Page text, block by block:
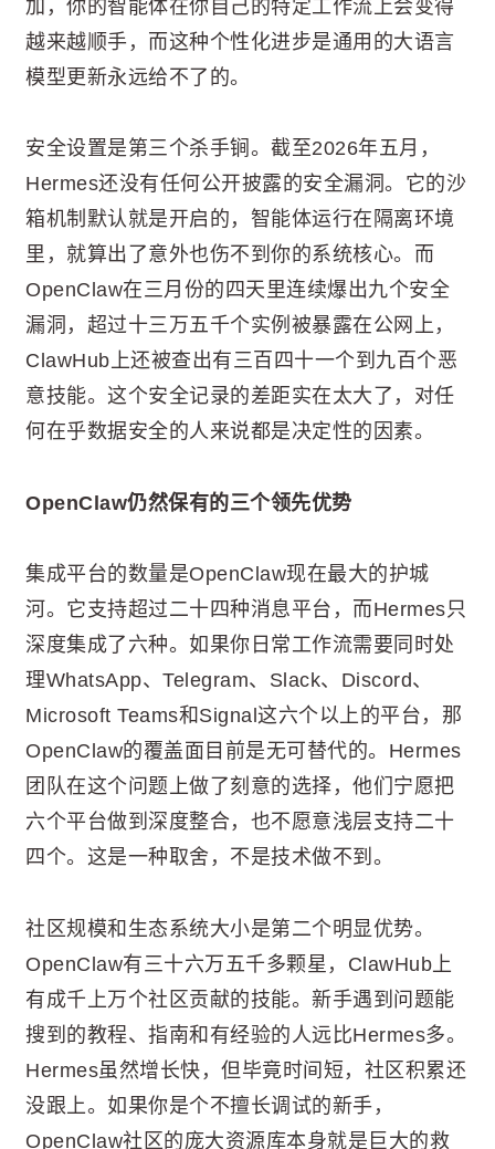
加，你的智能体在你自己的特定工作流上会变得
越来越顺手，而这种个性化进步是通用的大语言
模型更新永远给不了的。
安全设置是第三个杀手锏。截至2026年五月，
Hermes还没有任何公开披露的安全漏洞。它的沙
箱机制默认就是开启的，智能体运行在隔离环境
里，就算出了意外也伤不到你的系统核心。而
OpenClaw在三月份的四天里连续爆出九个安全
漏洞，超过十三万五千个实例被暴露在公网上，
ClawHub上还被查出有三百四十一个到九百个恶
意技能。这个安全记录的差距实在太大了，对任
何在乎数据安全的人来说都是决定性的因素。
OpenClaw仍然保有的三个领先优势
集成平台的数量是OpenClaw现在最大的护城
河。它支持超过二十四种消息平台，而Hermes只
深度集成了六种。如果你日常工作流需要同时处
理WhatsApp、Telegram、Slack、Discord、
Microsoft Teams和Signal这六个以上的平台，那
OpenClaw的覆盖面目前是无可替代的。Hermes
团队在这个问题上做了刻意的选择，他们宁愿把
六个平台做到深度整合，也不愿意浅层支持二十
四个。这是一种取舍，不是技术做不到。
社区规模和生态系统大小是第二个明显优势。
OpenClaw有三十六万五千多颗星，ClawHub上
有成千上万个社区贡献的技能。新手遇到问题能
搜到的教程、指南和有经验的人远比Hermes多。
Hermes虽然增长快，但毕竟时间短，社区积累还
没跟上。如果你是个不擅长调试的新手，
OpenClaw社区的庞大资源库本身就是巨大的救